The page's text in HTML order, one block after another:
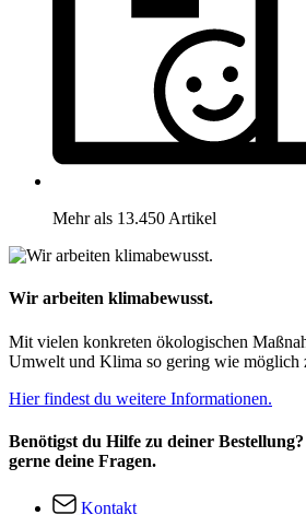
Mehr als 13.450 Artikel
Wir arbeiten klimabewusst.
Mit vielen konkreten ökologischen
Umwelt und Klima so gering wie möglich
Hier findest du weitere Informationen.
Benötigst du Hilfe zu deiner
gerne deine Fragen.
Kontakt